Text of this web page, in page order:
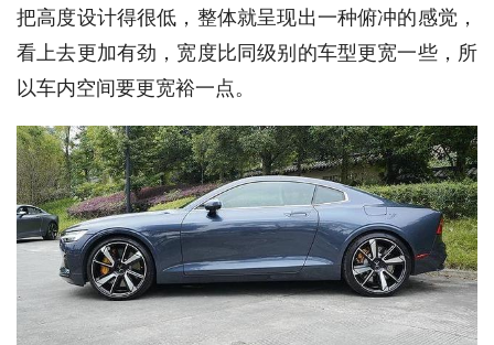
把高度设计得很低，整体就呈现出一种俯冲的感觉，
看上去更加有劲，宽度比同级别的车型更宽一些，所
以车内空间要更宽裕一点。